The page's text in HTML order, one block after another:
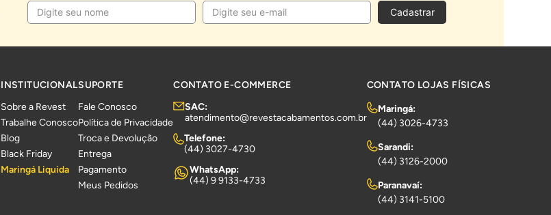
Cadastrar
INSTITUCIONAL
Sobre a Revest
Trabalhe Conosco
Blog
Black Friday
Maringá Liquida
SUPORTE
Fale Conosco
Política de Privacidade
Troca e Devolução
Entrega
Pagamento
Meus Pedidos
CONTATO E-COMMERCE
SAC:
atendimento@revestacabamentos.com.br
Telefone:
(44) 3027-4730
WhatsApp:
(44) 9 9133-4733
CONTATO LOJAS FÍSICAS
Maringá:
(44) 3026-4733
Sarandi:
(44) 3126-2000
Paranavaí:
(44) 3141-5100